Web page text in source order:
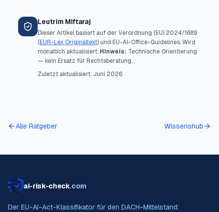
Leutrim Miftaraj
Dieser Artikel basiert auf der Verordnung (EU) 2024/1689
(EUR-Lex Originaltext) und EU-AI-Office-Guidelines. Wird
monatlich aktualisiert. Hinweis: Technische Orientierung
— kein Ersatz für Rechtsberatung.
Zuletzt aktualisiert: Juni 2026
Alle Ratgeber Wissenshub
ai-risk-check.com
Der EU-AI-Act-Klassifikator für den DACH-Mittelstand: